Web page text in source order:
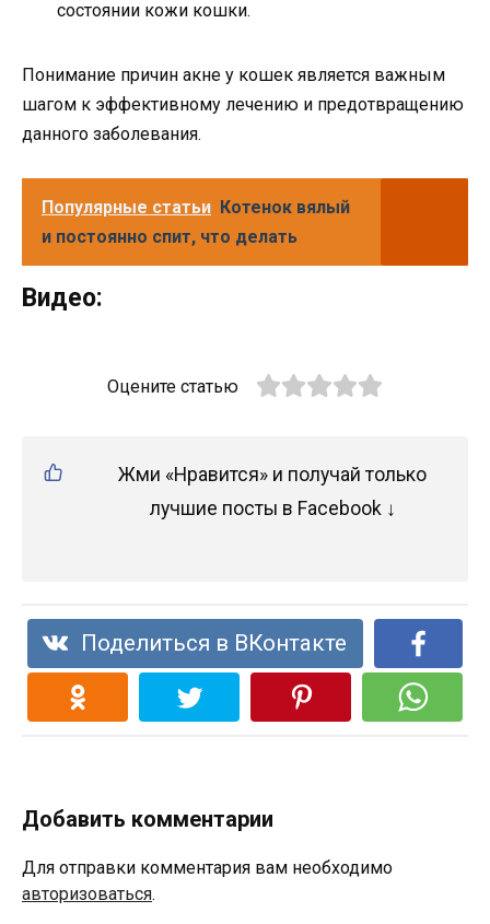
состоянии кожи кошки.
Понимание причин акне у кошек является важным
шагом к эффективному лечению и предотвращению
данного заболевания.
Популярные статьи Котенок вялый
и постоянно спит, что делать
Видео:
Оцените статью
Жми «Нравится» и получай только
лучшие посты в Facebook ↓
Поделиться в ВКонтакте
Добавить комментарии
Для отправки комментария вам необходимо
авторизоваться.